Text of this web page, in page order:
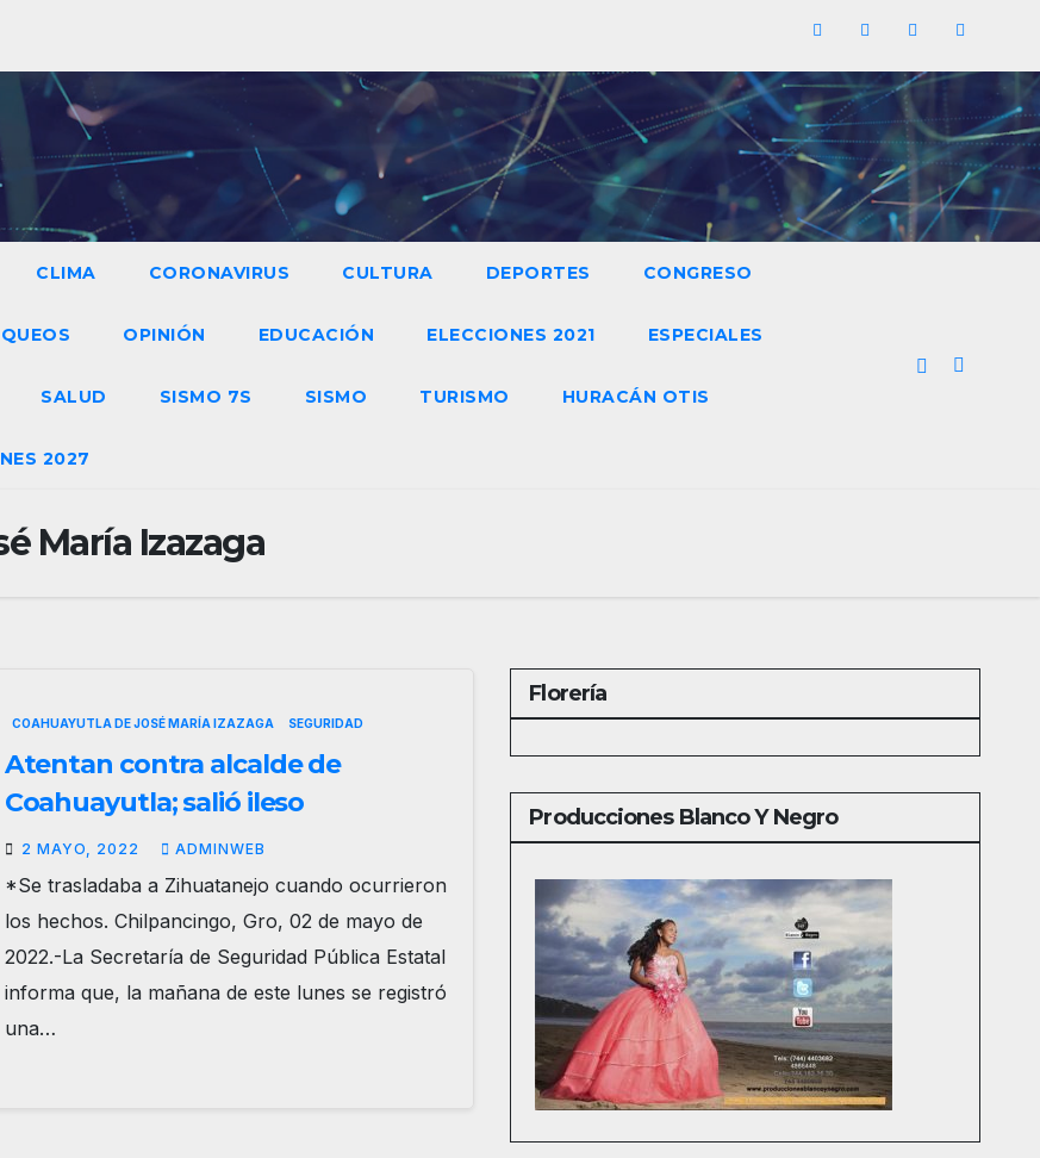
CLIMA CORONAVIRUS CULTURA DEPORTES CONGRESO
OPINIÓN EDUCACIÓN ELECCIONES 2021 ESPECIALES
SALUD SISMO 7S SISMO TURISMO HURACÁN OTIS
2027
María Izazaga
COAHUAYUTLA DE JOSÉ MARÍA IZAZAGA SEGURIDAD
Atentan contra alcalde de
Coahuayutla; salió ileso
2 MAYO, 2022 ADMINWEB
*Se trasladaba a Zihuatanejo cuando ocurrieron
los hechos. Chilpancingo, Gro, 02 de mayo de
2022.-La Secretaría de Seguridad Pública Estatal
informa que, la mañana de este lunes se registró
una…
Florería
Producciones Blanco Y Negro